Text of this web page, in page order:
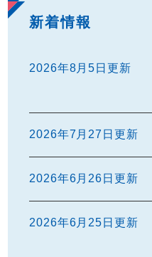
新着情報
2026年8月5日更新
2026年7月27日更新
2026年6月26日更新
2026年6月25日更新